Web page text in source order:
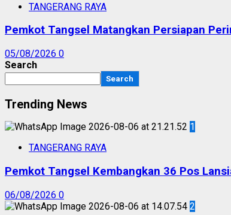
TANGERANG RAYA
Pemkot Tangsel Matangkan Persiapan
05/08/2026 0
Search
Search
Trending News
1
TANGERANG RAYA
Pemkot Tangsel Kembangkan 36 Pos
06/08/2026 0
2